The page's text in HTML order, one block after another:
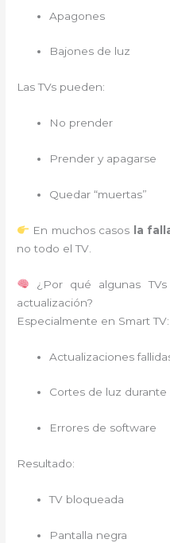
Apagones
Bajones de luz
Las TVs pueden:
No prender
Prender y apagarse
Quedar “muertas”
En muchos casos la
no todo el TV.
¿Por qué algunas
actualización?
Especialmente en Smart TV:
Actualizaciones
Cortes de luz durante
Errores de software
Resultado:
TV bloqueada
Pantalla negra